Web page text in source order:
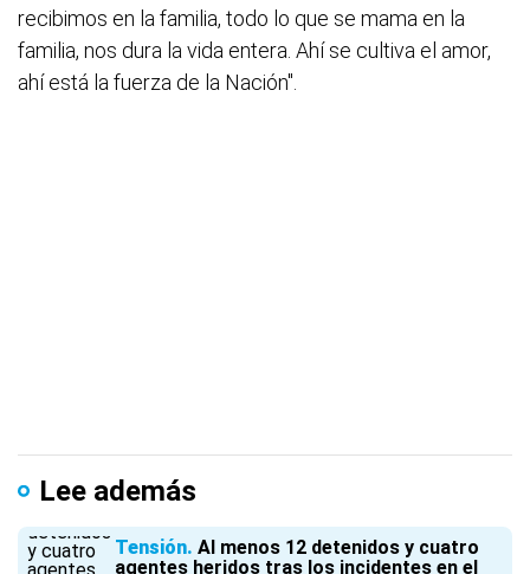
recibimos en la familia, todo lo que se mama en la
familia, nos dura la vida entera. Ahí se cultiva el amor,
ahí está la fuerza de la Nación".
Lee además
Tensión Al menos 12 detenidos y cuatro
agentes heridos tras los incidentes en el